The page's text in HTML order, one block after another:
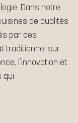
Dans notre
de qualités
par des
traditionnel sur
l'innovation et
qui